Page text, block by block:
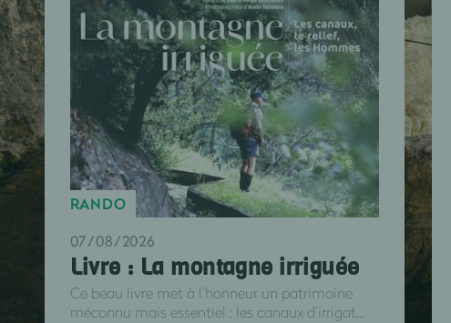
RANDO
07/08/2026
Livre : La montagne irriguée
Ce beau livre met à l’honneur un patrimoine
méconnu mais essentiel : les canaux d’irrigat...